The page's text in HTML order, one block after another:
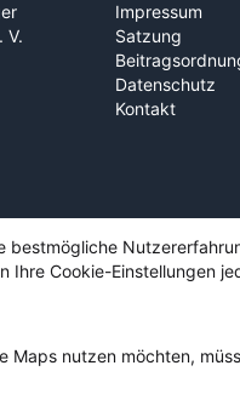
V.
Impressum
Satzung
Datenschutz
Kontakt
bestmögliche
Ihre Cookie-Einstellungen
Maps nutzen möchten,